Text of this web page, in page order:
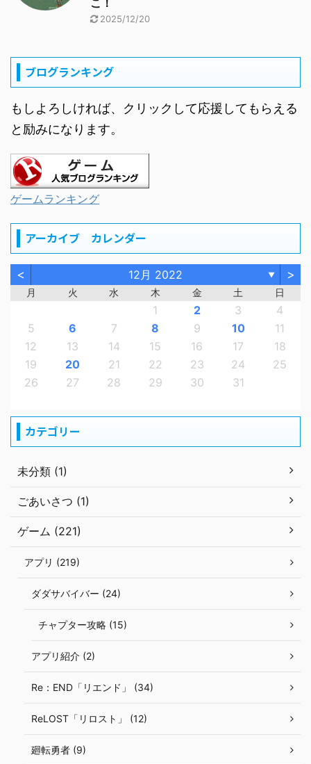
こ！
2025/12/20
ブログランキング
もしよろしければ、クリックして応援してもらえる
と励みになります。
ゲームランキング
アーカイブ カレンダー
< 12月 2022 ▼ >
月 火 水 木 金 土 日
1 2 3
4
5
6 7 8 9 10
11
12
13 14 15 16 17
18
19
20 21 22 23 24
25
26
27 28 29 30 31
カテゴリー
未分類 (1)
ごあいさつ (1)
ゲーム (221)
アプリ (219)
ダダサバイバー (24)
チャプター攻略 (15)
アプリ紹介 (2)
Re：END「リエンド」 (34)
ReLOST「リロスト」 (12)
廻転勇者 (9)